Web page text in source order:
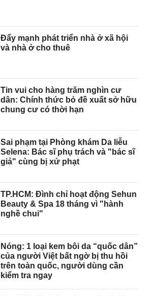
Đẩy mạnh phát triển nhà ở xã hội
và nhà ở cho thuê
Tin vui cho hàng trăm nghìn cư
dân: Chính thức bỏ đề xuất sở hữu
chung cư có thời hạn
Sai phạm tại Phòng khám Da liễu
Selena: Bác sĩ phụ trách và "bác sĩ
giả" cùng bị xử phạt
TP.HCM: Đình chỉ hoạt động Sehun
Beauty & Spa 18 tháng vì "hành
nghề chui"
Nóng: 1 loại kem bôi da “quốc dân”
của người Việt bất ngờ bị thu hồi
trên toàn quốc, người dùng cần
kiểm tra ngay